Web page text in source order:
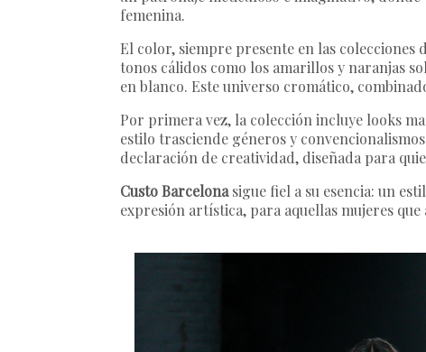
femenina.
El color, siempre presente en las colecciones
tonos cálidos como los amarillos y naranjas
en blanco. Este universo cromático,
Por primera vez, la colección incluye looks
estilo trasciende géneros y
declaración de creatividad, diseñada para
Custo Barcelonasigue fiel a su esencia: un
expresión artística, para aquellas mujeres